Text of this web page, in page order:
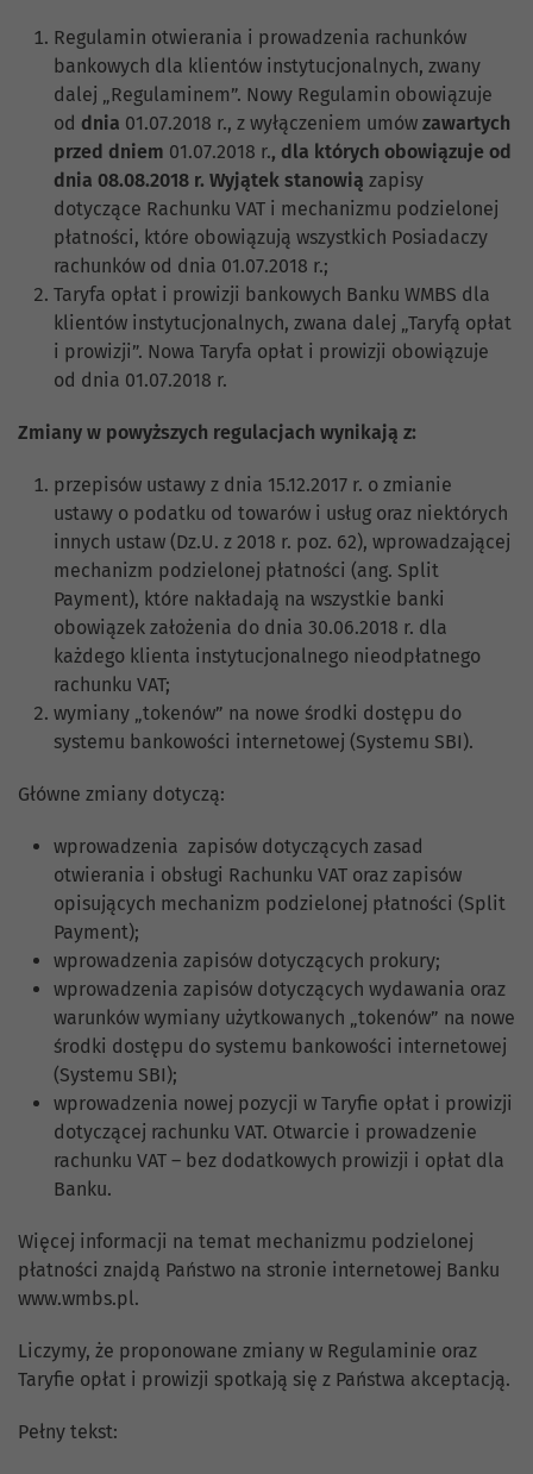
Regulamin otwierania i prowadzenia rachunków
bankowych dla klientów instytucjonalnych, zwany
dalej „Regulaminem”. Nowy Regulamin obowiązuje
od dnia 01.07.2018 r., z wyłączeniem umów zawartych
przed dniem 01.07.2018 r., dla których obowiązuje od
dnia 08.08.2018 r. Wyjątek stanowią zapisy
dotyczące Rachunku VAT i mechanizmu podzielonej
płatności, które obowiązują wszystkich Posiadaczy
rachunków od dnia 01.07.2018 r.;
Taryfa opłat i prowizji bankowych Banku WMBS dla
klientów instytucjonalnych, zwana dalej „Taryfą opłat
i prowizji”. Nowa Taryfa opłat i prowizji obowiązuje
od dnia 01.07.2018 r.
Zmiany w powyższych regulacjach wynikają z:
przepisów ustawy z dnia 15.12.2017 r. o zmianie
ustawy o podatku od towarów i usług oraz niektórych
innych ustaw (Dz.U. z 2018 r. poz. 62), wprowadzającej
mechanizm podzielonej płatności (ang. Split
Payment), które nakładają na wszystkie banki
obowiązek założenia do dnia 30.06.2018 r. dla
każdego klienta instytucjonalnego nieodpłatnego
rachunku VAT;
wymiany „tokenów” na nowe środki dostępu do
systemu bankowości internetowej (Systemu SBI).
Główne zmiany dotyczą:
wprowadzenia zapisów dotyczących zasad
otwierania i obsługi Rachunku VAT oraz zapisów
opisujących mechanizm podzielonej płatności (Split
Payment);
wprowadzenia zapisów dotyczących prokury;
wprowadzenia zapisów dotyczących wydawania oraz
warunków wymiany użytkowanych „tokenów” na nowe
środki dostępu do systemu bankowości internetowej
(Systemu SBI);
wprowadzenia nowej pozycji w Taryfie opłat i prowizji
dotyczącej rachunku VAT. Otwarcie i prowadzenie
rachunku VAT – bez dodatkowych prowizji i opłat dla
Banku.
Więcej informacji na temat mechanizmu podzielonej
płatności znajdą Państwo na stronie internetowej Banku
www.wmbs.pl.
Liczymy, że proponowane zmiany w Regulaminie oraz
Taryfie opłat i prowizji spotkają się z Państwa akceptacją.
Pełny tekst: